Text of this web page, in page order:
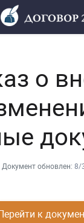
о
Документ обновлен: 8/
к